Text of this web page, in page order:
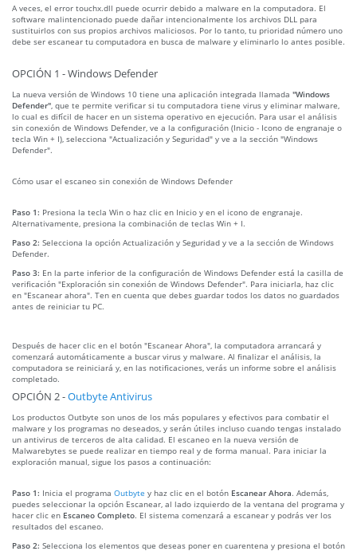
A veces, el error touchx.dll puede ocurrir debido a malware en la computadora. El
software malintencionado puede dañar intencionalmente los archivos DLL para
sustituirlos con sus propios archivos maliciosos. Por lo tanto, tu prioridad número uno
debe ser escanear tu computadora en busca de malware y eliminarlo lo antes posible.
OPCIÓN 1 - Windows Defender
La nueva versión de Windows 10 tiene una aplicación integrada llamada "Windows
Defender" , que te permite verificar si tu computadora tiene virus y eliminar malware,
lo cual es difícil de hacer en un sistema operativo en ejecución. Para usar el análisis
sin conexión de Windows Defender, ve a la configuración (Inicio - Icono de engranaje o
tecla Win + I), selecciona "Actualización y Seguridad" y ve a la sección "Windows
Defender".
Cómo usar el escaneo sin conexión de Windows Defender
Paso 1: Presiona la tecla Win o haz clic en Inicio y en el icono de engranaje.
Alternativamente, presiona la combinación de teclas Win + I.
Paso 2: Selecciona la opción Actualización y Seguridad y ve a la sección de Windows
Defender.
Paso 3: En la parte inferior de la configuración de Windows Defender está la casilla de
verificación "Exploración sin conexión de Windows Defender". Para iniciarla, haz clic
en "Escanear ahora". Ten en cuenta que debes guardar todos los datos no guardados
antes de reiniciar tu PC.
Después de hacer clic en el botón "Escanear Ahora", la computadora arrancará y
comenzará automáticamente a buscar virus y malware. Al finalizar el análisis, la
computadora se reiniciará y, en las notificaciones, verás un informe sobre el análisis
completado.
OPCIÓN 2 -Outbyte Antivirus
Los productos Outbyte son unos de los más populares y efectivos para combatir el
malware y los programas no deseados, y serán útiles incluso cuando tengas instalado
un antivirus de terceros de alta calidad. El escaneo en la nueva versión de
Malwarebytes se puede realizar en tiempo real y de forma manual. Para iniciar la
exploración manual, sigue los pasos a continuación:
Paso 1: Inicia el programa Outbyte y haz clic en el botón Escanear Ahora. Además,
puedes seleccionar la opción Escanear, al lado izquierdo de la ventana del programa y
hacer clic en Escaneo Completo. El sistema comenzará a escanear y podrás ver los
resultados del escaneo.
Paso 2: Selecciona los elementos que deseas poner en cuarentena y presiona el botón